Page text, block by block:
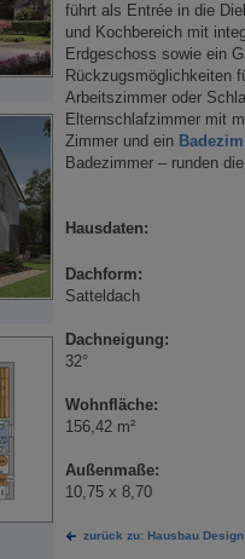
führt als Entrée in die
und Kochbereich mit
Erdgeschoss sowie ein
Rückzugsmöglichkeiten
Arbeitszimmer oder
Elternschlafzimmer mit
Zimmer und ein
Badezimmer – runden
Hausdaten:
Dachform:
Satteldach
Dachneigung:
32°
Wohnfläche:
156,42 m²
Außenmaße:
10,75 x 8,70
zurück zu: Hausbau